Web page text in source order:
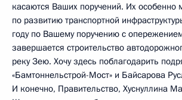
касаются Ваших поручений. Их особенно
по развитию транспортной
году по Вашему поручению с
завершается строительство
реку Зею. Хочу здесь поблагодарить
«Бамтоннельстрой-Мост» и Байсарова
И конечно, Правительство, Хуснуллина